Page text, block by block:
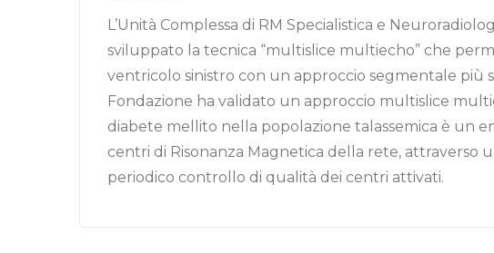
L’Unità Complessa di RM Specialistica e
sviluppato la tecnica “multislice multiecho” che
ventricolo sinistro con un approccio segmentale più
Fondazione ha validato un approccio multislice
diabete mellito nella popolazione talassemica è un
centri di Risonanza Magnetica della rete, attraverso
periodico controllo di qualità dei centri attivati.